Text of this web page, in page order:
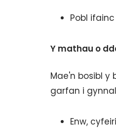
Pobl ifainc
Y mathau o
Mae'n bosibl
garfan i
Enw,